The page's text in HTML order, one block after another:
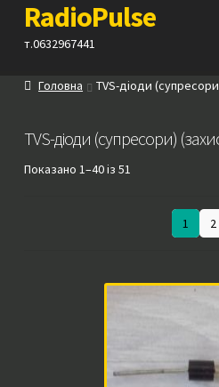
Перейти
до
Перейти
до
RadioPulse
т.0632967441
Як
Прайс
Головна TVS-діоди
TVS-діоди (супресори)
Показано 1–40 із 51
1 2